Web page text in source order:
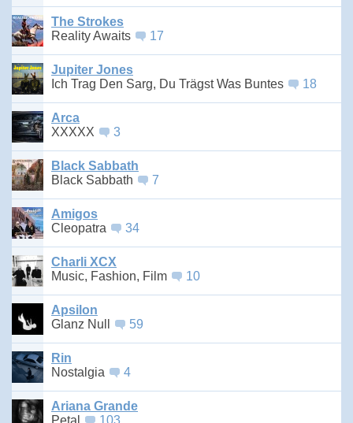
The Strokes
Reality Awaits
17
Jupiter Jones
Ich Trag Den Sarg, Du Trägst Was Buntes
18
Arca
XXXXX
3
Black Sabbath
Black Sabbath
7
Amigos
Cleopatra
34
Charli XCX
Music, Fashion, Film
10
Apsilon
Glanz Null
59
Rin
Nostalgia
4
Ariana Grande